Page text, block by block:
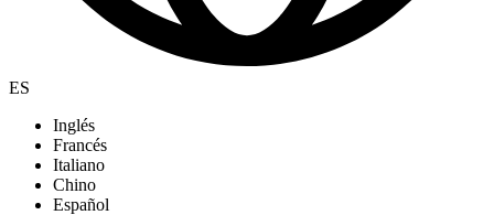
ES
Inglés
Francés
Italiano
Chino
Español